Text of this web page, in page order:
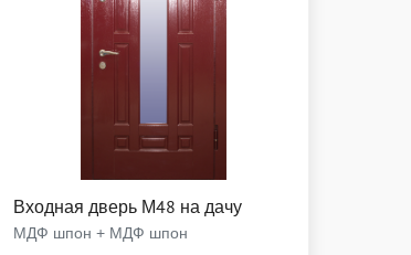
Входная дверь М48 на дачу
МДФ шпон + МДФ шпон